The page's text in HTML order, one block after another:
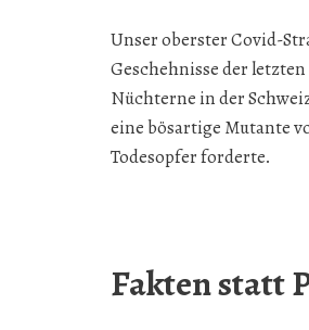
Unser oberster Covid-
Geschehnisse der
Nüchterne in der
eine bösartige Mutante
Todesopfer forderte.
Fakten statt